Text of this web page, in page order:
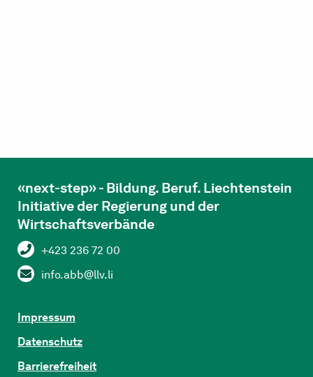
«next-step» - Bildung. Beruf. Liechtenstein
Initiative der Regierung und der
Wirtschaftsverbände
+423 236 72 00
info.abb@llv.li
Impressum
Datenschutz
Barrierefreiheit